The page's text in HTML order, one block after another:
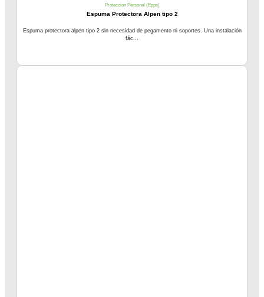
Proteccion Personal (Epps)
Espuma Protectora Alpen tipo 2
Espuma protectora alpen tipo 2 sin necesidad de pegamento ni soportes. Una instalación
fác...